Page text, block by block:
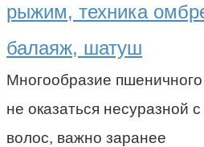
рыжим, техника
балаяж, шатуш
Многообразие
не оказаться несуразной
волос, важно заранее